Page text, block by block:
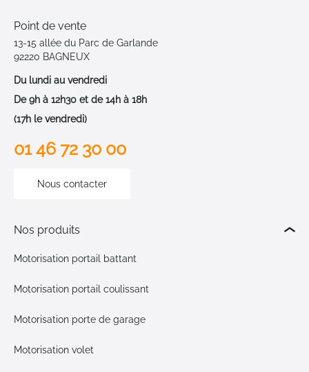
Point de vente
13-15 allée du Parc de Garlande
92220 BAGNEUX
Du lundi au vendredi
De 9h à 12h30 et de 14h à 18h
(17h le vendredi)
01 46 72 30 00
Nous contacter
Nos produits
Motorisation portail battant
Motorisation portail coulissant
Motorisation porte de garage
Motorisation volet